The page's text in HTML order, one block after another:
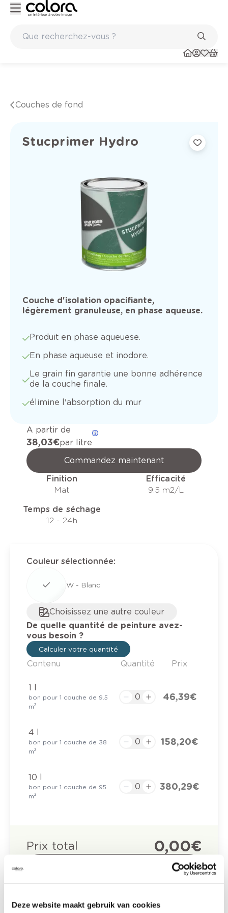
Deze website maakt gebruik van cookies
Couches de fond
Stucprimer Hydro
Couche d'isolation opacifiante,
légèrement granuleuse, en phase aqueuse.
Produit en phase aqueuese.
En phase aqueuse et inodore.
Le grain fin garantie une bonne adhérence
de la couche finale.
élimine l'absorption du mur
A partir de
38,03 €par litre
Commandez maintenant
Finition
Mat
Efficacité
9.5 m2/L
Temps de séchage
12 - 24h
Couleur sélectionnée:
W - Blanc
Choisissez une autre couleur
De quelle quantité de peinture avez-
vous besoin ?
Calculer votre quantité
Contenu Quantité Prix
1 l
bon pour 1 couche de 9.5
m²
46,39 €
4 l
bon pour 1 couche de 38
m²
158,20 €
10 l
bon pour 1 couche de 95
m²
380,29 €
Prix total 0,00 €
Commandé en semaine (lu-ve), livré dans les 2 à 3